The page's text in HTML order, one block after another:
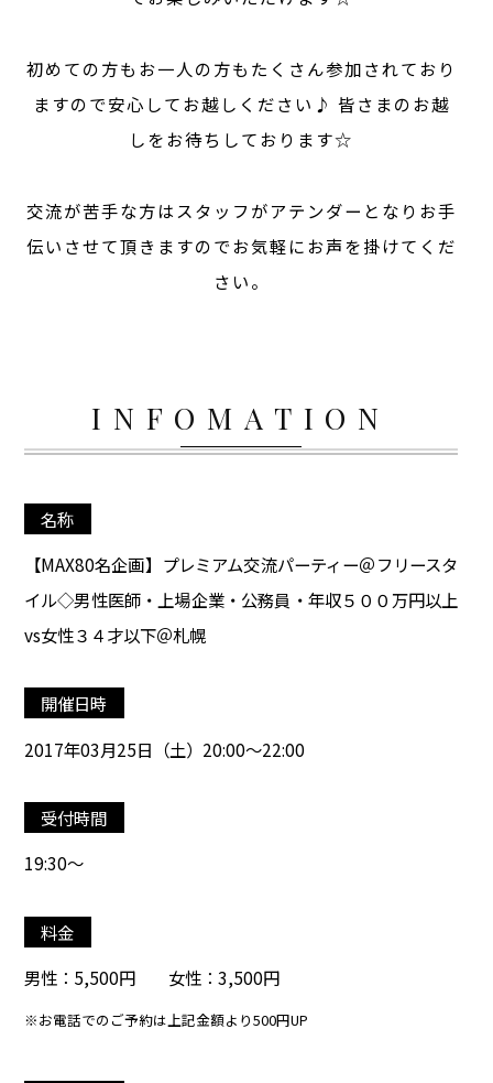
初めての方もお一人の方もたくさん参加されており
ますので安心してお越しください♪ 皆さまのお越
しをお待ちしております☆
交流が苦手な方はスタッフがアテンダーとなりお手
伝いさせて頂きますのでお気軽にお声を掛けてくだ
さい。
INFOMATION
名称
【MAX80名企画】プレミアム交流パーティー＠フリースタ
イル◇男性医師・上場企業・公務員・年収５００万円以上
vs女性３４才以下＠札幌
開催日時
2017年03月25日（土）20:00～22:00
受付時間
19:30～
料金
男性：5,500円 女性：3,500円
※お電話でのご予約は上記金額より500円UP